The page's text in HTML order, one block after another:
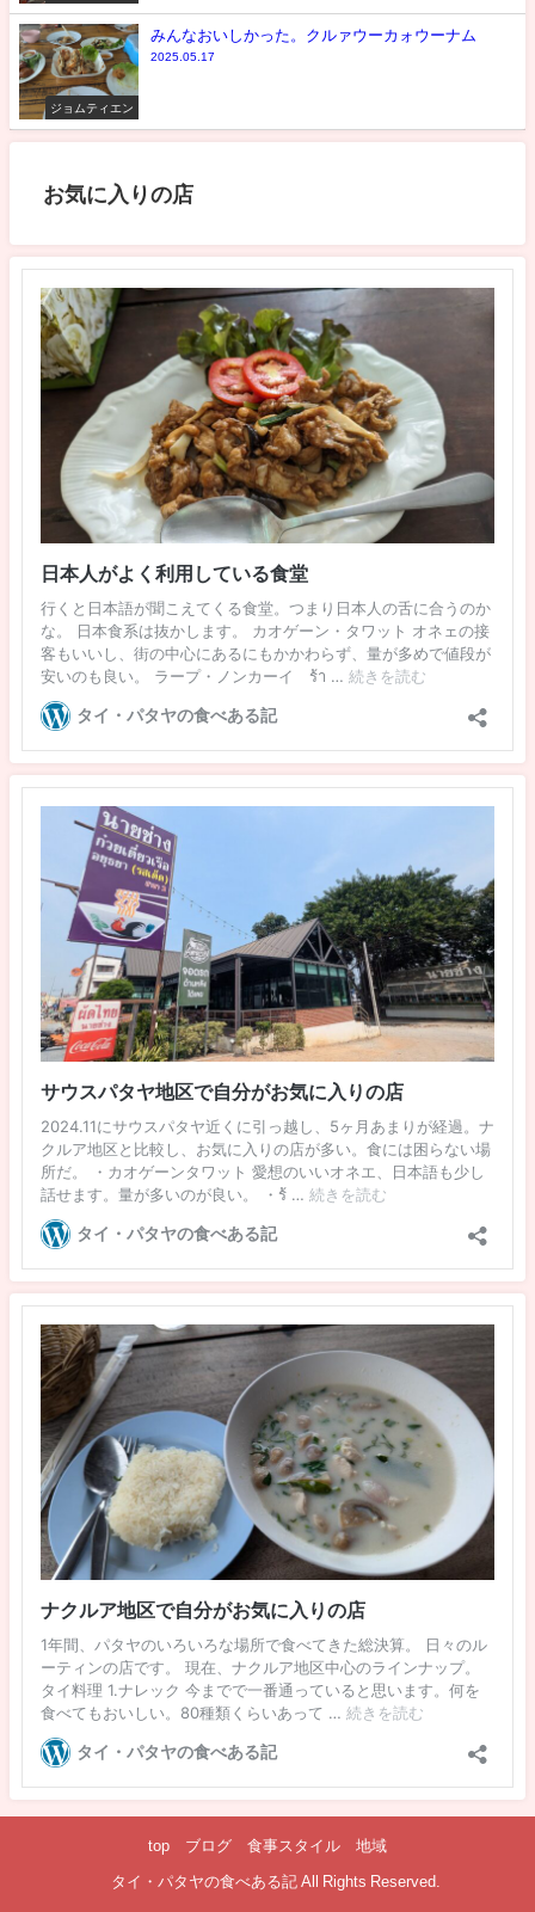
ジョムティエン
みんなおいしかった。クルァウーカォウーナム
2025.05.17
お気に入りの店
top ブログ 食事スタイル 地域
©タイ・パタヤの食べある記 All Rights Reserved.